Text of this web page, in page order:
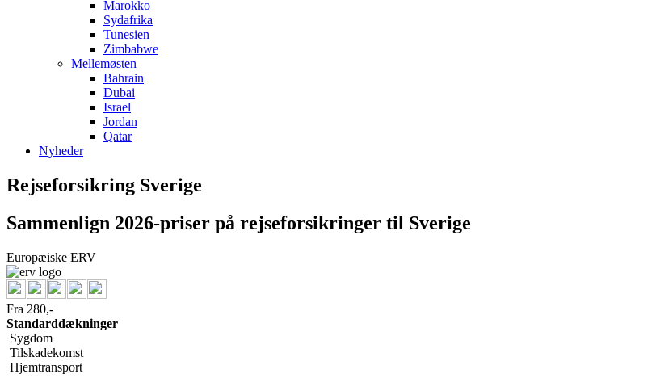
Marokko
Sydafrika
Tunesien
Zimbabwe
Mellemøsten
Bahrain
Dubai
Israel
Jordan
Qatar
Nyheder
Rejseforsikring Sverige
Sammenlign 2026-priser på rejseforsikringer til Sverige
Europæiske ERV
Fra 280,-
Standarddækninger
Sygdom
Tilskadekomst
Hjemtransport